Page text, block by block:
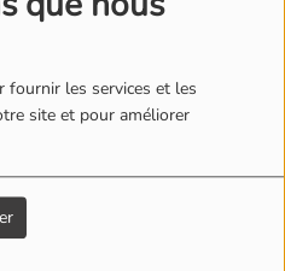
fournir les services et les
site et pour améliorer